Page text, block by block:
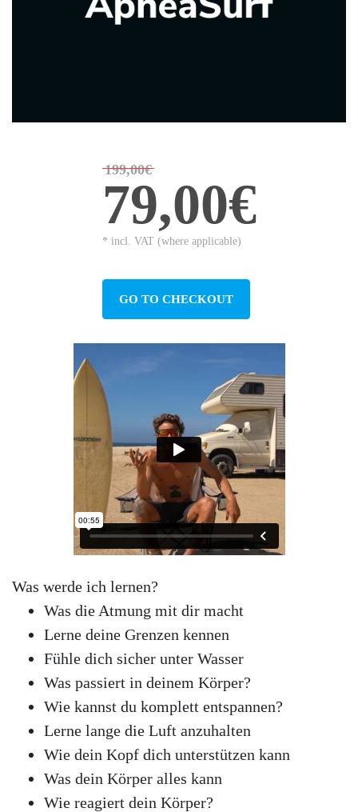
199,00€
79,00€
* incl. VAT (where applicable)
GO TO CHECKOUT
Was werde ich lernen?
Was die Atmung mit dir macht
Lerne deine Grenzen kennen
Fühle dich sicher unter Wasser
Was passiert in deinem Körper?
Wie kannst du komplett entspannen?
Lerne lange die Luft anzuhalten
Wie dein Kopf dich unterstützen kann
Was dein Körper alles kann
Wie reagiert dein Körper?